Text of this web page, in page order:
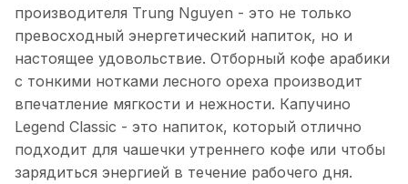
производителя Trung Nguyen - это не только
превосходный энергетический напиток, но и
настоящее удовольствие. Отборный кофе арабики
с тонкими нотками лесного ореха производит
впечатление мягкости и нежности. Капучино
Legend Classic - это напиток, который отлично
подходит для чашечки утреннего кофе или чтобы
зарядиться энергией в течение рабочего дня.